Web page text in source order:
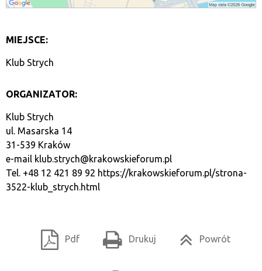
MIEJSCE:
Klub Strych
ORGANIZATOR:
Klub Strych
ul. Masarska 14
31-539 Kraków
e-mail klub.strych@krakowskieforum.pl
Tel. +48 12 421 89 92 https://krakowskieforum.pl/strona-
3522-klub_strych.html
Pdf Drukuj Powrót